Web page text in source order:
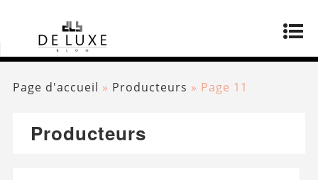
Page d'accueil » Producteurs » Page 11
Producteurs